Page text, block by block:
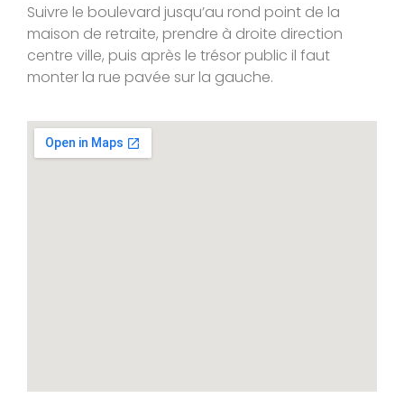
Suivre le boulevard jusqu’au rond point de la
maison de retraite, prendre à droite direction
centre ville, puis après le trésor public il faut
monter la rue pavée sur la gauche.